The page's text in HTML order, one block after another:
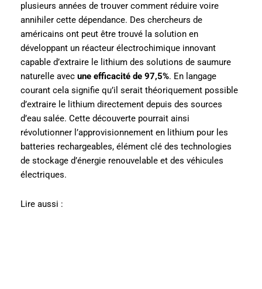
plusieurs années de trouver comment réduire voire
annihiler cette dépendance. Des chercheurs de
américains ont peut être trouvé la solution en
développant un réacteur électrochimique innovant
capable d’extraire le lithium des solutions de saumure
naturelle avec une efficacité de 97,5%. En langage
courant cela signifie qu’il serait théoriquement possible
d’extraire le lithium directement depuis des sources
d’eau salée. Cette découverte pourrait ainsi
révolutionner l’approvisionnement en lithium pour les
batteries rechargeables, élément clé des technologies
de stockage d’énergie renouvelable et des véhicules
électriques.
Lire aussi :